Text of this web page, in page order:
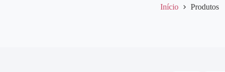
Início Produtos